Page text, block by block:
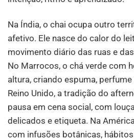
Na Índia, o chai ocupa outro
afetivo. Ele nasce do calor do
movimento diário das ruas e
No Marrocos, o chá verde com
altura, criando espuma,
Reino Unido, a tradição do
pausa em cena social, com
delicados e etiqueta. Na
com infusões botânicas,